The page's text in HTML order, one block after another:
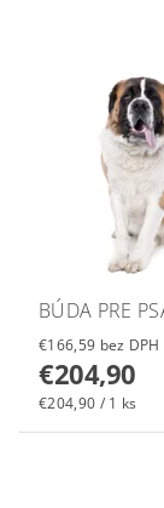
BÚDA PRE
€166,59 bez DPH
€204,90
€204,90 / 1 ks